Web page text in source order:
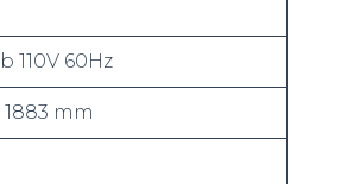
110V 60Hz
1883 mm